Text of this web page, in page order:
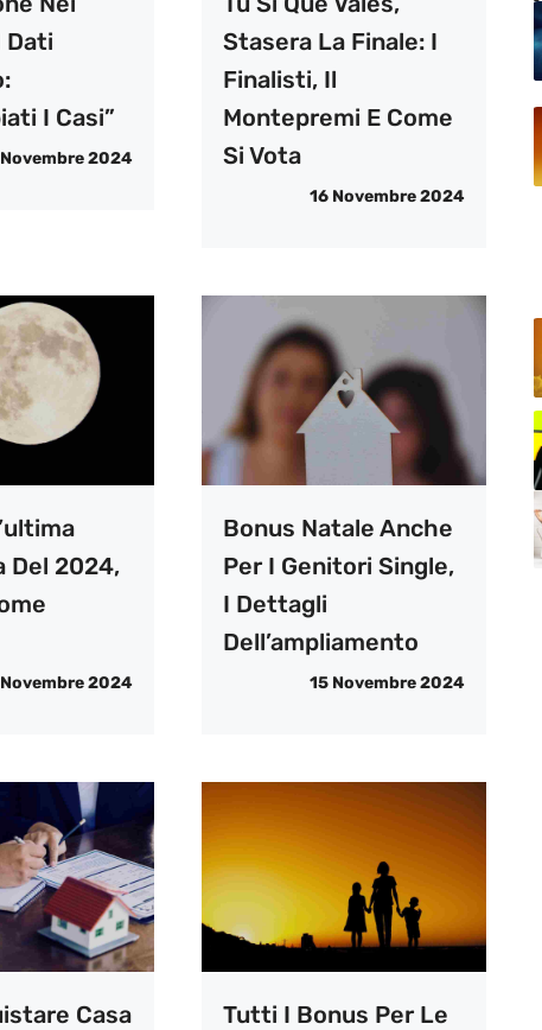
Dati
I Casi”
Novembre 2024
Stasera La Finale: I
Finalisti, Il
Montepremi E Come
Si Vota
16 Novembre 2024
Del 2024,
2024
Bonus Natale Anche
Per I Genitori Single,
I Dettagli
Dell’ampliamento
15 Novembre 2024
Casa
Tutti I Bonus Per Le